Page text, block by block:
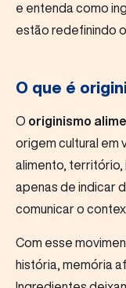
e entenda como
estão redefinindo
O que é
O originismo
origem cultural em
alimento, território,
apenas de indicar
comunicar o
Com esse
história, memória